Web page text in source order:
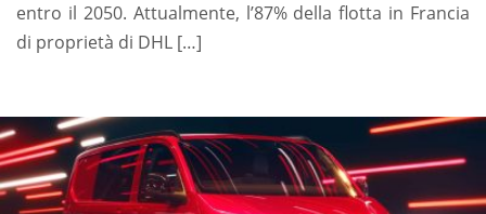
entro il 2050. Attualmente, l’87% della flotta in Francia
di proprietà di DHL […]